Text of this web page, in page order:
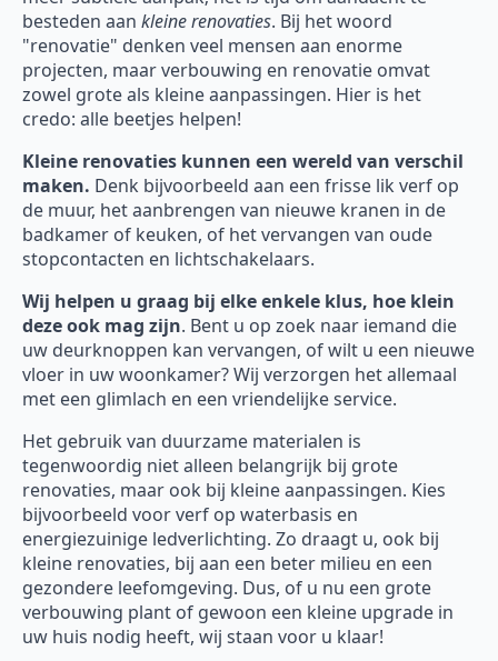
besteden aan kleine renovaties. Bij het woord
"renovatie" denken veel mensen aan enorme
projecten, maar verbouwing en renovatie omvat
zowel grote als kleine aanpassingen. Hier is het
credo: alle beetjes helpen!
Kleine renovaties kunnen een wereld van verschil
maken. Denk bijvoorbeeld aan een frisse lik verf op
de muur, het aanbrengen van nieuwe kranen in de
badkamer of keuken, of het vervangen van oude
stopcontacten en lichtschakelaars.
Wij helpen u graag bij elke enkele klus, hoe klein
deze ook mag zijn. Bent u op zoek naar iemand die
uw deurknoppen kan vervangen, of wilt u een nieuwe
vloer in uw woonkamer? Wij verzorgen het allemaal
met een glimlach en een vriendelijke service.
Het gebruik van duurzame materialen is
tegenwoordig niet alleen belangrijk bij grote
renovaties, maar ook bij kleine aanpassingen. Kies
bijvoorbeeld voor verf op waterbasis en
energiezuinige ledverlichting. Zo draagt u, ook bij
kleine renovaties, bij aan een beter milieu en een
gezondere leefomgeving. Dus, of u nu een grote
verbouwing plant of gewoon een kleine upgrade in
uw huis nodig heeft, wij staan voor u klaar!